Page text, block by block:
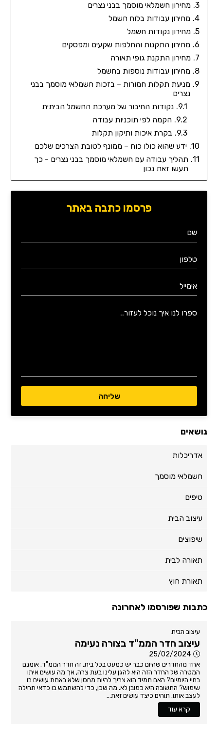
מחירון חשמלאי מוסמך בבני נצרים
מחירון עבודות בלוח חשמל
מחירון נקודות חשמל
מחירון התקנות והחלפות שקעים ומפסקים
מחירון התקנת גופי תאורה
מחירון עבודות נוספות בחשמל
מניעת תקלות חמורות – בזכות חשמלאי מוסמך בבני
נצרים
נקודות החיבור של מערכת החשמל הביתית
הקמה לפי תוכניות עבודה
בקרת איכות ותיקון תקלות
ידע שהוא כולו כוח – ממונף לטובת הצרכים שלכם
תהליך עבודה עם חשמלאי מוסמך בבני נצרים - כך
תעשו זאת נכון
פרסמו כתבה באתר
נושאים
אדריכלות
חשמלאי מוסמך
טיפים
עיצוב הבית
שיפוצים
תאורה לבית
תאורת חוץ
כתבות שפורסמו לאחרונה
עיצוב הבית
עיצוב חדר הממ"ד בצורה נעימה
25/02/2024
אחד מהחדרים שהיום כבר יש כמעט בכל בית, זה חדר הממ"ד. אומנם
המטרה של החדר הזה היא להגן עלינו בעת צרה, אך מה עושים איתו
בחיי היומיום? האם תמיד הוא צריך להיות מחסן שלא באמת עושים בו
שימוש? התשובה היא כמובן לא. מה שכן, כדי להשתמש בו כדאי תחילה
לעצב אותו. תוהים כיצד עושים זאת...
קרא עוד